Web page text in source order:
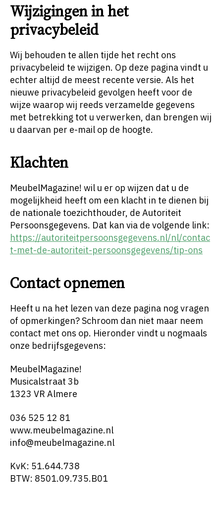
Wijzigingen in het
privacybeleid
Wij behouden te allen tijde het recht ons
privacybeleid te wijzigen. Op deze pagina vindt u
echter altijd de meest recente versie. Als het
nieuwe privacybeleid gevolgen heeft voor de
wijze waarop wij reeds verzamelde gegevens
met betrekking tot u verwerken, dan brengen wij
u daarvan per e-mail op de hoogte.
Klachten
MeubelMagazine! wil u er op wijzen dat u de
mogelijkheid heeft om een klacht in te dienen bij
de nationale toezichthouder, de Autoriteit
Persoonsgegevens. Dat kan via de volgende link:
https://autoriteitpersoonsgegevens.nl/nl/contac
t-met-de-autoriteit-persoonsgegevens/tip-ons
Contact opnemen
Heeft u na het lezen van deze pagina nog vragen
of opmerkingen? Schroom dan niet maar neem
contact met ons op. Hieronder vindt u nogmaals
onze bedrijfsgegevens:
MeubelMagazine!
Musicalstraat 3b
1323 VR Almere
036 525 12 81
www.meubelmagazine.nl
info@meubelmagazine.nl
KvK: 51.644.738
BTW: 8501.09.735.B01